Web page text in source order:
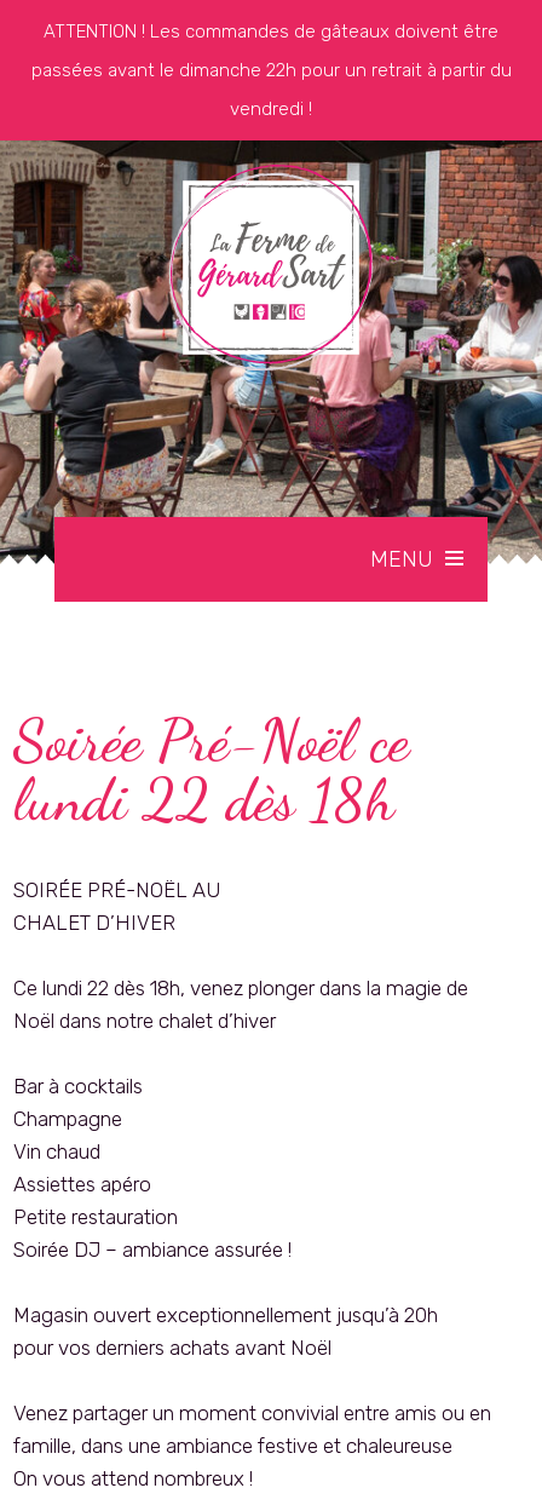
ATTENTION ! Les commandes de gâteaux doivent être
passées avant le dimanche 22h pour un retrait à partir du
vendredi !
MENU
Soirée Pré-Noël ce
lundi 22 dès 18h
SOIRÉE PRÉ-NOËL AU
CHALET D’HIVER
Ce lundi 22 dès 18h, venez plonger dans la magie de
Noël dans notre chalet d’hiver
Bar à cocktails
Champagne
Vin chaud
Assiettes apéro
Petite restauration
Soirée DJ – ambiance assurée !
Magasin ouvert exceptionnellement jusqu’à 20h
pour vos derniers achats avant Noël
Venez partager un moment convivial entre amis ou en
famille, dans une ambiance festive et chaleureuse
On vous attend nombreux !